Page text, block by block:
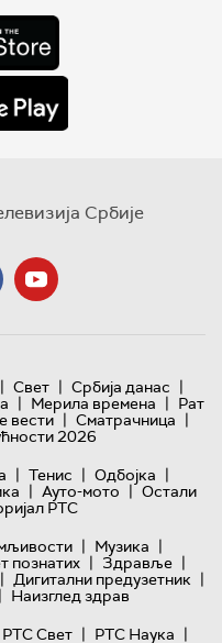
Србије
| Свет | Србија данас |
| Мерила времена | Рат
вести | Сматрачница |
2026
| Тенис | Одбојка |
| Ауто-мото | Остали
РТС
| Музика |
познатих | Здравље |
| Дигитални предузетник |
| Наизглед здрав
РТС Свет | РТС Наука |